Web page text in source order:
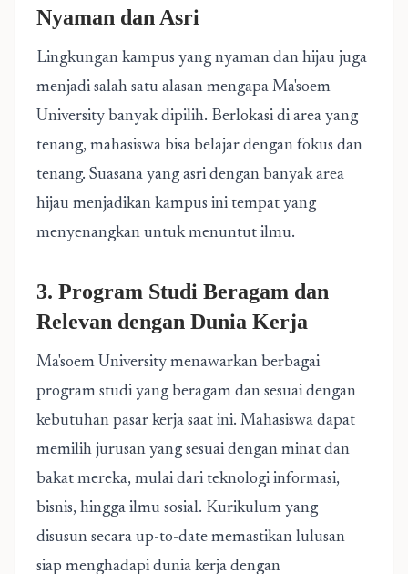
Nyaman dan Asri
Lingkungan kampus yang nyaman dan hijau juga
menjadi salah satu alasan mengapa Ma'soem
University banyak dipilih. Berlokasi di area yang
tenang, mahasiswa bisa belajar dengan fokus dan
tenang. Suasana yang asri dengan banyak area
hijau menjadikan kampus ini tempat yang
menyenangkan untuk menuntut ilmu.
3. Program Studi Beragam dan
Relevan dengan Dunia Kerja
Ma'soem University menawarkan berbagai
program studi yang beragam dan sesuai dengan
kebutuhan pasar kerja saat ini. Mahasiswa dapat
memilih jurusan yang sesuai dengan minat dan
bakat mereka, mulai dari teknologi informasi,
bisnis, hingga ilmu sosial. Kurikulum yang
disusun secara up-to-date memastikan lulusan
siap menghadapi dunia kerja dengan